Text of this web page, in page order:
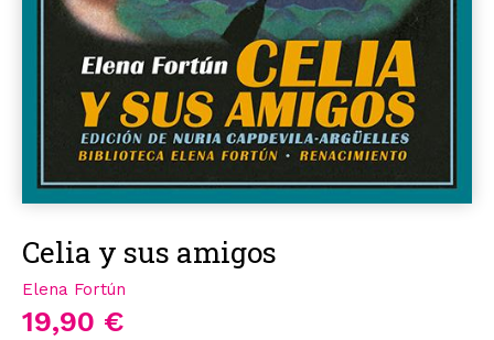
Celia y sus amigos
Elena Fortún
19,90 €